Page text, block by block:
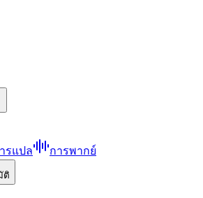
รแปล การพากย์
ติ